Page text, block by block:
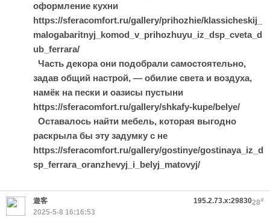
оформление кухни
https://sferacomfort.ru/gallery/prihozhie/klassicheskij_
malogabaritnyj_komod_v_prihozhuyu_iz_dsp_cveta_d
ub_ferrara/
Часть декора они подобрали самостоятельно,
задав общий настрой, — обилие света и воздуха,
намёк на пески и оазисы пустыни
https://sferacomfort.ru/gallery/shkafy-kupe/belye/
Оставалось найти мебель, которая выгодно
раскрыла бы эту задумку с не
https://sferacomfort.ru/gallery/gostinye/gostinaya_iz_d
sp_ferrara_oranzhevyj_i_belyj_matovyj/
28#
遊客
195.2.73.x:29830
2025-5-8 16:16:53